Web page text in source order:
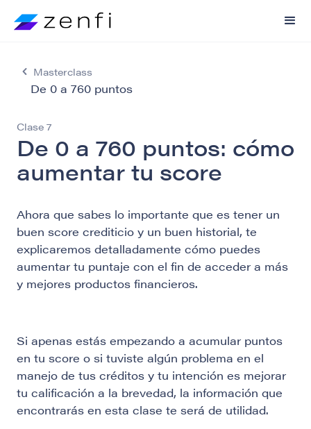
Masterclass
De 0 a 760 puntos
Clase 7
De 0 a 760 puntos: cómo
aumentar tu score
Ahora que sabes lo importante que es tener un
buen score crediticio y un buen historial, te
explicaremos detalladamente cómo puedes
aumentar tu puntaje con el fin de acceder a más
y mejores productos financieros.
Si apenas estás empezando a acumular puntos
en tu score o si tuviste algún problema en el
manejo de tus créditos y tu intención es mejorar
tu calificación a la brevedad, la información que
encontrarás en esta clase te será de utilidad.